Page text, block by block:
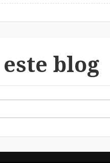
blog